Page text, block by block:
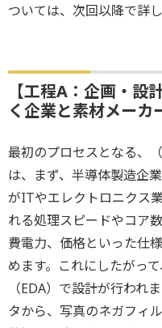
ついては、次回以降で詳
【工程A：企画・設
く企業と素材メーカ
最初のプロセスとなる、
は、まず、半導体製造企
がITやエレクトロニクス
れる処理スピードやコア
費電力、価格といった仕
めます。これにしたがっ
（EDA）で設計が行われ
タから、写真のネガフィ